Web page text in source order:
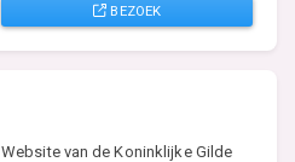
BEZOEK
Website van de Koninklijke Gilde